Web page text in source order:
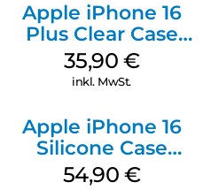
Apple iPhone 16
Plus Clear Case
MagSafe
Transparent
35,90 €
inkl. MwSt.
Apple iPhone 16
Silicone Case
MagSafe Lake
54,90 €